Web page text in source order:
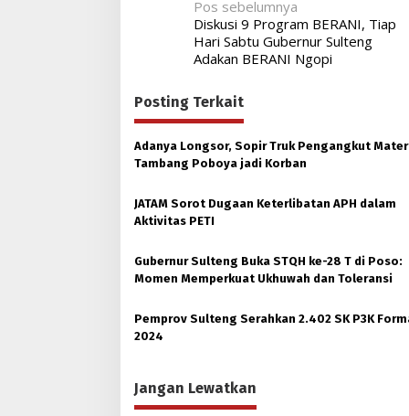
Navigasi
pos
Pos sebelumnya
Diskusi 9 Program BERANI, Tiap
Hari Sabtu Gubernur Sulteng
Adakan BERANI Ngopi
Posting Terkait
Adanya Longsor, Sopir Truk Pengangkut
Tambang Poboya jadi Korban
JATAM Sorot Dugaan Keterlibatan APH dalam
Aktivitas PETI
Gubernur Sulteng Buka STQH ke-28 T di Poso:
Momen Memperkuat Ukhuwah dan Toleransi
Pemprov Sulteng Serahkan 2.402 SK P3K
2024
Jangan Lewatkan